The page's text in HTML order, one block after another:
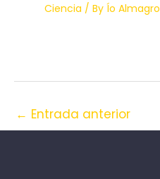
Ciencia / By Ío Almagro
← Entrada anterior